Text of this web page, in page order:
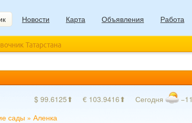
Новости Карта Объявления Работа
Татарстана
$ 99.6125⬆ € 103.9416⬆ Сегодня −11
сады » Аленка